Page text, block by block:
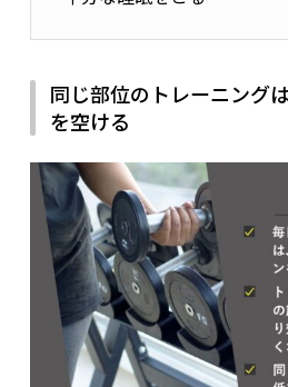
同じ部位のトレーニング
を空ける